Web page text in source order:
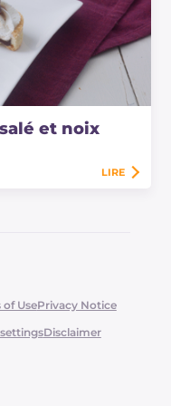
et noix
LIRE
of UsePrivacy Notice
Disclaimer